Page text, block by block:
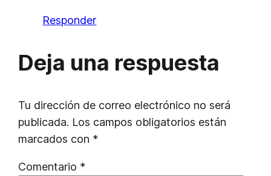
Responder
Deja una respuesta
Tu dirección de correo electrónico no será
publicada. Los campos obligatorios están
marcados con *
Comentario *